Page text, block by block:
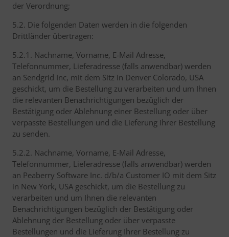
der Verordnung;
5.2. Die folgenden Daten werden in die folgenden
Drittländer übertragen:
5.2.1. Nachname, Vorname, E-Mail Adresse,
Telefonnummer, Lieferadresse (falls anwendbar) werden
an Sendgrid Inc, mit dem Sitz in Denver Colorado, USA
geschickt, um die Bestellung zu verarbeiten und um Ihnen
die relevanten Benachrichtigungen bezüglich der
Bestätigung oder Ablehnung einer Bestellung oder über
verpasste Bestellungen und die Lieferung Ihrer Bestellung
zu senden.
5.2.2. Nachname, Vorname, E-Mail Adresse,
Telefonnummer, Lieferadresse (falls anwendbar) werden
an Peaberry Software Inc. d/b/a Customer IO mit dem Sitz
in New York, USA geschickt, um die Bestellung zu
verarbeiten und um Ihnen die relevanten
Benachrichtigungen bezüglich der Bestätigung oder
Ablehnung der Bestellung oder über verpasste
Bestellungen und die Lieferung Ihrer Bestellung zu